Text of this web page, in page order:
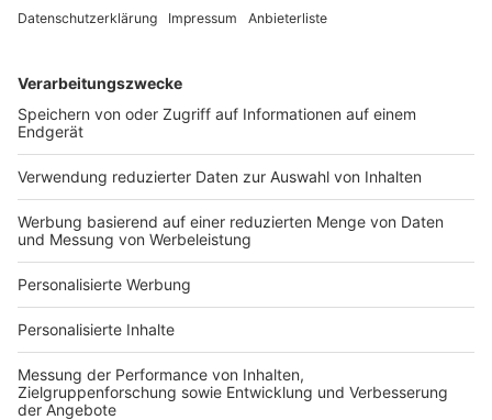
Services
Bauprojekt-Quiz
Häuser-Suche
Hausanbieter-Suche
Bauprojekt-Profil
Für Unternehmen
Ihre Baufirma auf bauen.de
Kostenloses Infogespräch